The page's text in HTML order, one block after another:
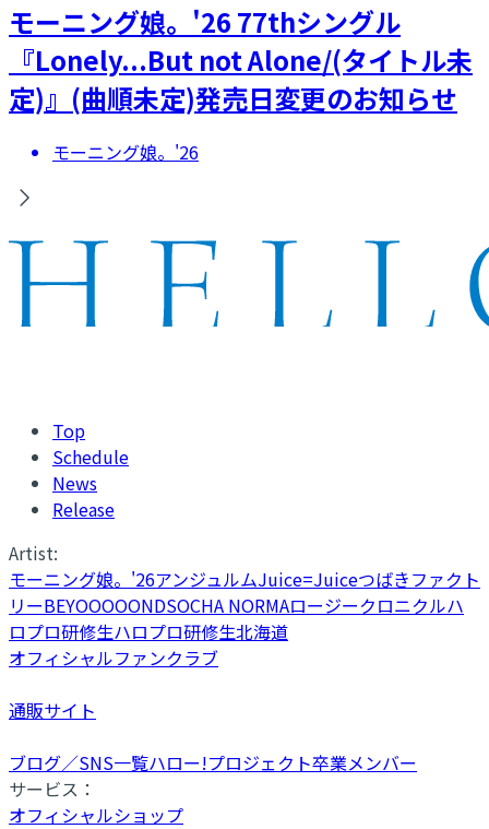
モーニング娘。'26 77thシングル
『Lonely...But not Alone/(タイトル未
定)』(曲順未定)発売日変更のお知らせ
モーニング娘。'26
Top
Schedule
News
Release
Artist:
モーニング娘。'26アンジュルムJuice=Juiceつばきファクト
リーBEYOOOOONDSOCHA NORMAロージークロニクルハ
ロプロ研修生ハロプロ研修生北海道
オフィシャルファンクラブ
通販サイト
ブログ／SNS一覧ハロー!プロジェクト卒業メンバー
サービス：
オフィシャルショップ